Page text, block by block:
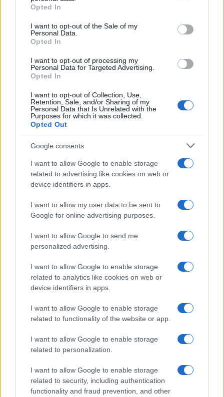
grant or deny consent to Google and its third-party tags to
use your data for below specified purposes in below Google
consent section.
Opted In
I want to opt-out of the Sale of my
Personal Data.
Opted In
I want to opt-out of processing my
Personal Data for Targeted Advertising.
Opted In
I want to opt-out of Collection, Use,
Retention, Sale, and/or Sharing of my
Personal Data that Is Unrelated with the
Purposes for which it was collected.
Opted Out
Google consents
I want to allow Google to enable storage
related to advertising like cookies on web or
device identifiers in apps.
I want to allow my user data to be sent to
Google for online advertising purposes.
I want to allow Google to send me
personalized advertising.
I want to allow Google to enable storage
related to analytics like cookies on web or
device identifiers in apps.
I want to allow Google to enable storage
related to functionality of the website or app.
I want to allow Google to enable storage
related to personalization.
I want to allow Google to enable storage
related to security, including authentication
functionality and fraud prevention, and other
crisi diplomatica, gestendo contatti con
definisce linee editoriali sulla geopolitica. Nato
a Napoli, parla dialetto locale e mantiene
Continua a leggere